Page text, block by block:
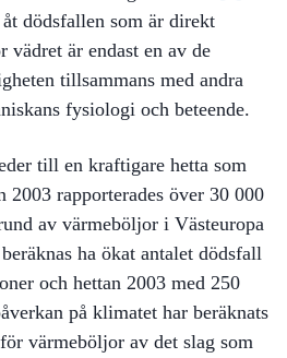
dödsfallen som är direkt
vädret är endast en av de
tillsammans med andra
fysiologi och beteende.
till en kraftigare hetta som
2003 rapporterades över 30 000
av värmeböljor i Västeuropa
ha ökat antalet dödsfall
och hettan 2003 med 250
på klimatet har beräknats
värmeböljor av det slag som